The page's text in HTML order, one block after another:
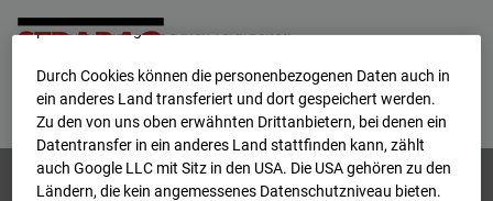
Home E-Mail Impressum
Login
Deutsch / English
Webcams: Alle Länder
personenbezogene Daten verarbeitet.
Durch Cookies können die personenbezogenen Daten auch in
ein anderes Land transferiert und dort gespeichert werden.
Zu den von uns oben erwähnten Drittanbietern, bei denen ein
Datentransfer in ein anderes Land stattfinden kann, zählt
auch Google LLC mit Sitz in den USA. Die USA gehören zu den
Ländern, die kein angemessenes Datenschutzniveau bieten.